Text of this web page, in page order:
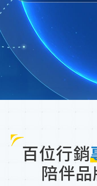
百位行銷
陪伴